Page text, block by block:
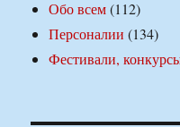
Обо всем(112)
Персоналии (134)
Фестивали,